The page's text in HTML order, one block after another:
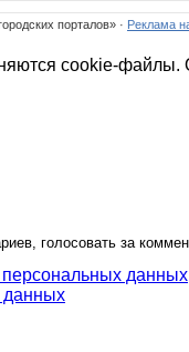
Tyanna Ulaaa
порталов» · Реклама
cookie-файлы.
голосовать за
персональных данных
данных